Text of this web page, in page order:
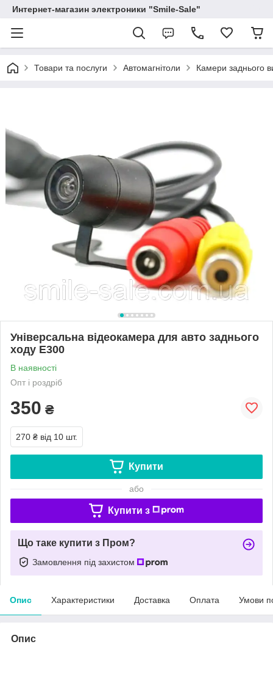
Интернет-магазин электроники "Smile-Sale"
Товари та послуги Автомагнітоли Камери заднього
Універсальна відеокамера для авто заднього
ходу E300
В наявності
Опт і роздріб
350 ₴
270 ₴ від 10 шт.
Купити
або
Купити з
Що таке купити з Пром?
Замовлення під захистом
Опис Характеристики Доставка Оплата Умови
Опис